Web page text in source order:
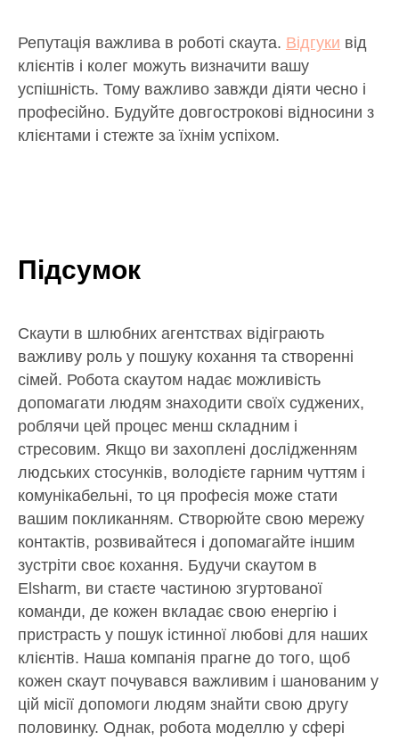
Репутація важлива в роботі скаута. Відгуки від
клієнтів і колег можуть визначити вашу
успішність. Тому важливо завжди діяти чесно і
професійно. Будуйте довгострокові відносини з
клієнтами і стежте за їхнім успіхом.
Підсумок
Скаути в шлюбних агентствах відіграють
важливу роль у пошуку кохання та створенні
сімей. Робота скаутом надає можливість
допомагати людям знаходити своїх суджених,
роблячи цей процес менш складним і
стресовим. Якщо ви захоплені дослідженням
людських стосунків, володієте гарним чуттям і
комунікабельні, то ця професія може стати
вашим покликанням. Створюйте свою мережу
контактів, розвивайтеся і допомагайте іншим
зустріти своє кохання. Будучи скаутом в
Elsharm, ви стаєте частиною згуртованої
команди, де кожен вкладає свою енергію і
пристрасть у пошук істинної любові для наших
клієнтів. Наша компанія прагне до того, щоб
кожен скаут почувався важливим і шанованим у
цій місії допомоги людям знайти свою другу
половинку. Однак, робота моделлю у сфері